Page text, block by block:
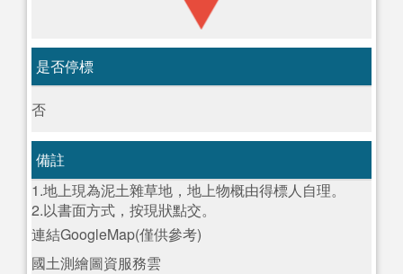
是否停標
否
備註
1.地上現為泥土雜草地，地上物概由得標人自理。
2.以書面方式，按現狀點交。
連結GoogleMap(僅供參考)
國土測繪圖資服務雲